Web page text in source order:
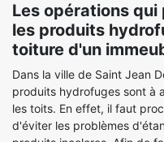
Les opérations
les produits
toiture d'un
Dans la ville de Saint Jean
produits hydrofuges sont à
les toits. En effet, il faut
d'éviter les problèmes